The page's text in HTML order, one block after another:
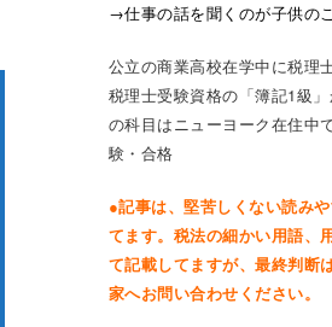
→仕事の話を聞くのが子供の
公立の商業高校在学中に税理
税理士受験資格の「簿記1級
の科目はニューヨーク在住中
験・合格
●記事は、堅苦しくない読み
てます。税法の細かい用語、
て記載してますが、最終判断
家へお問い合わせください。